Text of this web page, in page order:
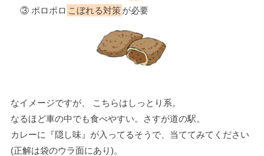
③ ポロポロ こぼれる対策が必要
なイメージですが、 こちらはしっとり系。
なるほど車の中でも食べやすい。さすが道の駅。
カレーに『隠し味』が入ってるそうで、当ててみてください
(正解は袋のウラ面にあり)。